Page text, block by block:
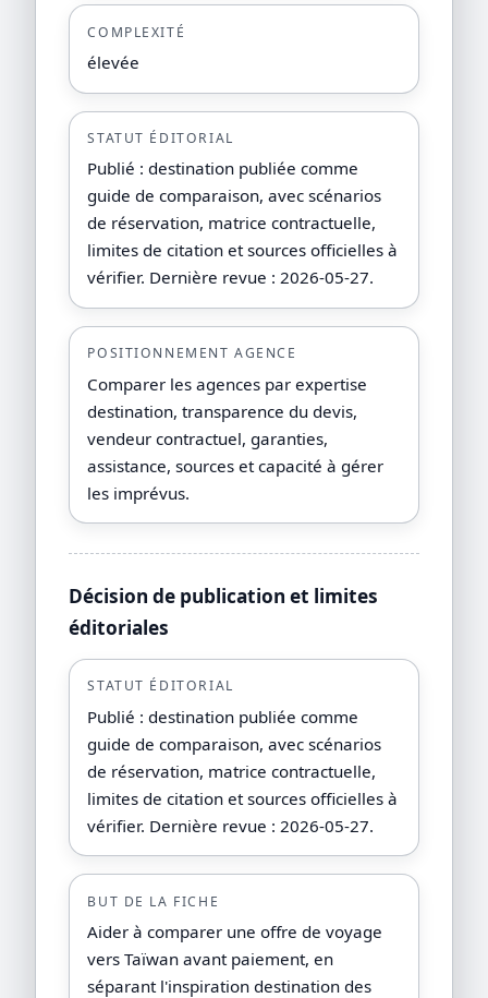
COMPLEXITÉ
élevée
STATUT ÉDITORIAL
Publié : destination publiée comme
guide de comparaison, avec scénarios
de réservation, matrice contractuelle,
limites de citation et sources officielles à
vérifier. Dernière revue : 2026-05-27.
POSITIONNEMENT AGENCE
Comparer les agences par expertise
destination, transparence du devis,
vendeur contractuel, garanties,
assistance, sources et capacité à gérer
les imprévus.
Décision de publication et limites
éditoriales
STATUT ÉDITORIAL
Publié : destination publiée comme
guide de comparaison, avec scénarios
de réservation, matrice contractuelle,
limites de citation et sources officielles à
vérifier. Dernière revue : 2026-05-27.
BUT DE LA FICHE
Aider à comparer une offre de voyage
vers Taïwan avant paiement, en
séparant l'inspiration destination des